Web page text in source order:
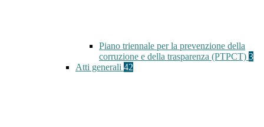
Piano triennale per la prevenzione della
corruzione e della trasparenza (PTPCT) 3
Atti generali 42